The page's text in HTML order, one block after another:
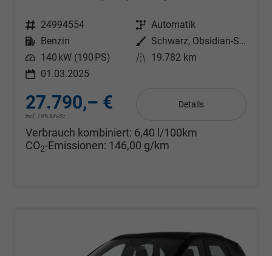
Fahrzeugnr. 24994554 Getriebe Automatik
Kraftstoff
Benzin Außenfarbe
Schwarz, Obsidian-Schwarz Metallic (PN4GM0)
Leistung 140 kW (190 PS) Kilometerstand 19.782 km
01.03.2025
27.790,– €
incl. 19% MwSt.
Details
Verbrauch kombiniert: 6,40 l/100km
CO2-Emissionen: 146,00 g/km